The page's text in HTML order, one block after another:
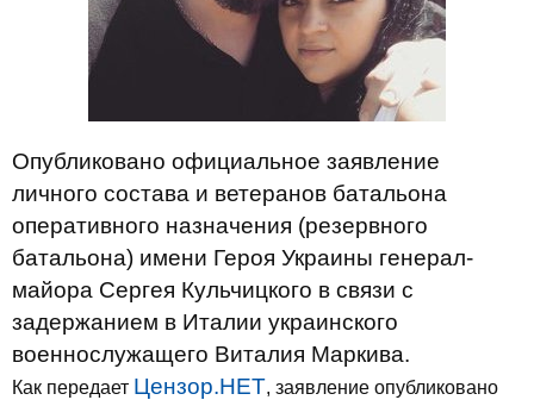
Опубликовано официальное заявление
личного состава и ветеранов батальона
оперативного назначения (резервного
батальона) имени Героя Украины генерал-
майора Сергея Кульчицкого в связи с
задержанием в Италии украинского
военнослужащего Виталия Маркива.
Как передает Цензор.НЕТ, заявление опубликовано